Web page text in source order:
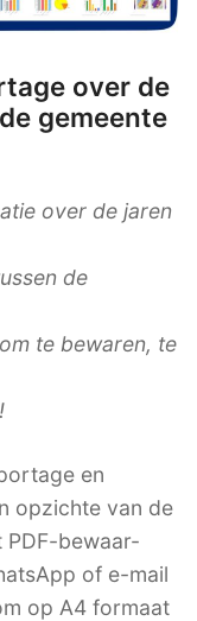
over de
gemeente
over de jaren
de
te bewaren, te
en
opzichte van de
PDF-bewaar-
of e-mail
op A4 formaat